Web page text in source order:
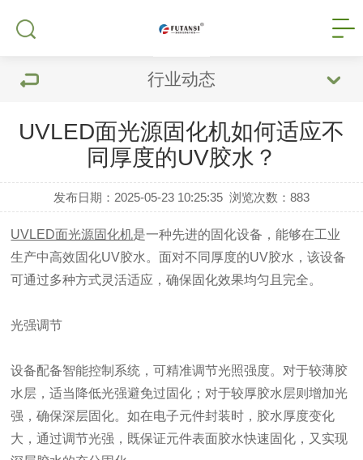
行业动态
UVLED面光源固化机如何适应不
同厚度的UV胶水？
发布日期：2025-05-23 10:25:35 浏览次数：883
UVLED面光源固化机是一种先进的固化设备，能够在工业
生产中高效固化UV胶水。面对不同厚度的UV胶水，该设备
可通过多种方式灵活适应，确保固化效果均匀且完全。
光强调节
设备配备智能控制系统，可精准调节光照强度。对于较薄胶
水层，适当降低光强避免过固化；对于较厚胶水层则增加光
强，确保深层固化。如在电子元件封装时，胶水厚度变化
大，通过调节光强，既保证元件表面胶水快速固化，又实现